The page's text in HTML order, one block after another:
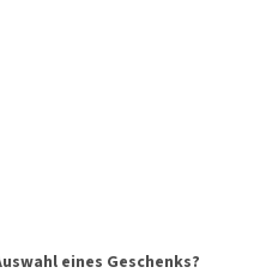
eines Geschenks?